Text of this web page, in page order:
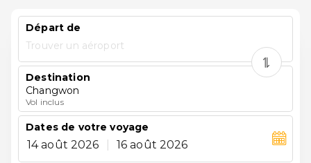
Départ de
Trouver un aéroport
Destination
Changwon
Vol inclus
Dates de votre voyage
14 août 2026 16 août 2026